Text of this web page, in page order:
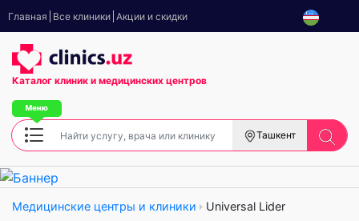
Главная Все клиники Акции и скидки
Каталог клиник и медицинских центров
Ташкент
Медицинские центры и клиники Universal Lider